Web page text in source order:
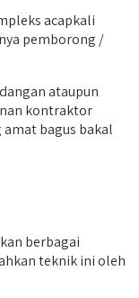
acapkali
pemborong /
ataupun
kontraktor
bagus bakal
berbagai
teknik ini oleh